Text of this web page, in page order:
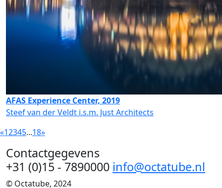
AFAS Experience Center, 2019
Steef van der Veldt i.s.m. Just Architects
«12345...18»
Contactgegevens
+31 (0)15 - 7890000 info@octatube.nl
© Octatube, 2024